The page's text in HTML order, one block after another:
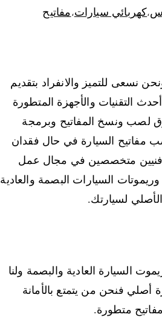
،كهربائي سيارات،مفاتيح
نسعى للتميز والانفراد بتقديم
التقنيات والأجهزة المتطورة
لصب ونسخ المفاتيح وبرمجة
مفاتيح السيارة في حال فقدان
فنيين متخصصين في مجال عمل
السيارات البصمة والعادية
لسيارتك.
السيارة العادية والبصمة ولنا
فنحن من يتمتع بالأمانة
متطورة.